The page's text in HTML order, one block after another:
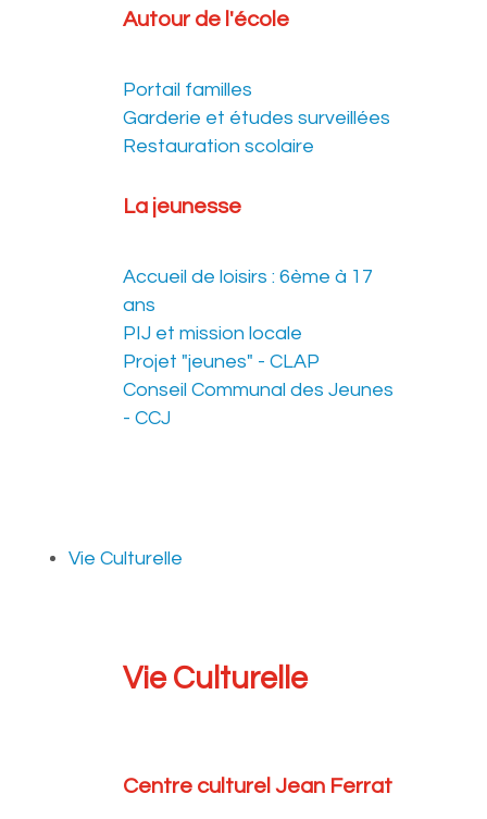
Autour de l'école
Portail familles
Garderie et études surveillées
Restauration scolaire
La jeunesse
Accueil de loisirs : 6ème à 17
ans
PIJ et mission locale
Projet "jeunes" - CLAP
Conseil Communal des Jeunes
- CCJ
Vie Culturelle
Vie Culturelle
Centre culturel Jean Ferrat